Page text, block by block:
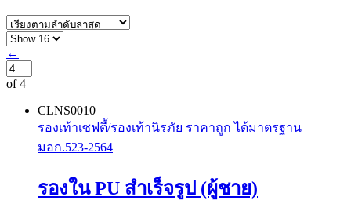
←
of 4
CLNS0010
รองเท้าเซฟตี้/รองเท้านิรภัย ราคาถูก ได้มาตรฐาน
มอก.523-2564
รองใน PU สำเร็จรูป (ผู้ชาย)